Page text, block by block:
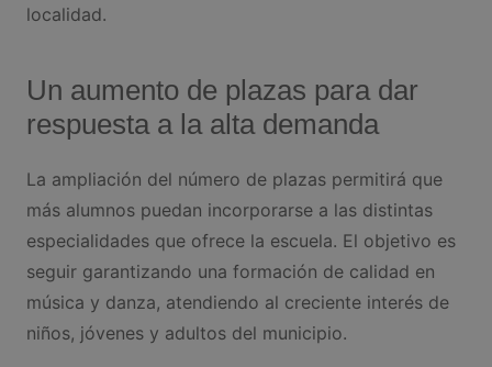
localidad.
Un aumento de plazas para dar
respuesta a la alta demanda
La ampliación del número de plazas permitirá que
más alumnos puedan incorporarse a las distintas
especialidades que ofrece la escuela. El objetivo es
seguir garantizando una formación de calidad en
música y danza, atendiendo al creciente interés de
niños, jóvenes y adultos del municipio.